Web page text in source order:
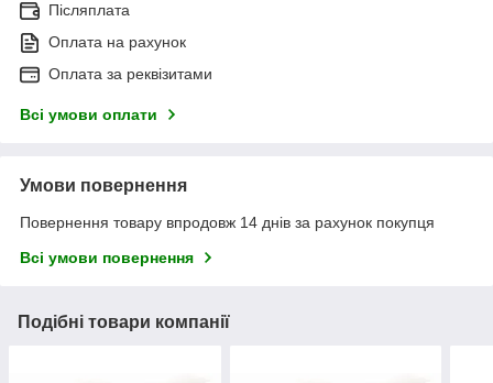
Післяплата
Оплата на рахунок
Оплата за реквізитами
Всі умови оплати
Умови повернення
Повернення товару впродовж 14 днів за рахунок покупця
Всі умови повернення
Подібні товари компанії